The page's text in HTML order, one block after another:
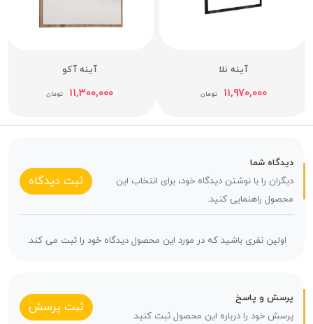
آینه نلا
۱۱,۹۷۰,۰۰۰ تومان
آینه آکو
۱۱,۳۰۰,۰۰۰ تومان
دیدگاه شما
دیگران را با نوشتن دیدگاه خود، برای انتخاب این
محصول راهنمایی کنید.
ثبت دیدگاه
اولین نفری باشید که در مورد این محصول دیدگاه خود را ثبت می کند.
پرسش و پاسخ
پرسش خود را درباره این محصول ثبت کنید.
ثبت پرسش